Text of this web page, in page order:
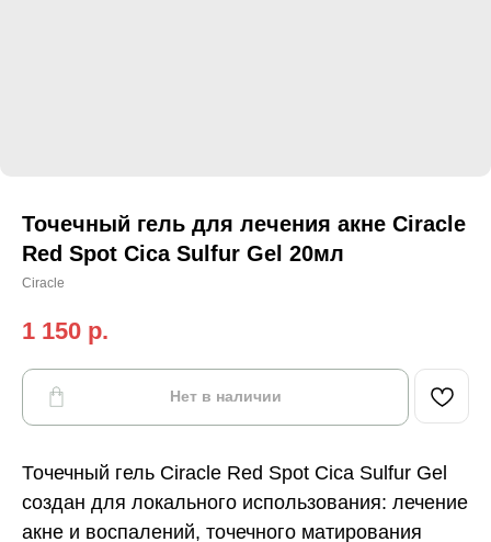
Точечный гель для лечения акне Ciracle
Red Spot Cica Sulfur Gel 20мл
Ciracle
1 150 р.
Нет в наличии
Точечный гель Ciracle Red Spot Cica Sulfur Gel
создан для локального использования: лечение
акне и воспалений, точечного матирования